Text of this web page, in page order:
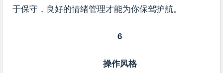
于保守，良好的情绪管理才能为你保驾护航。
6
操作风格